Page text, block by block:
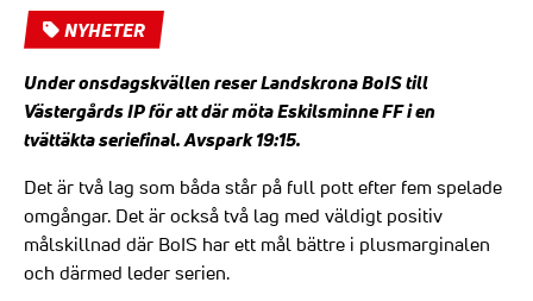
NYHETER
Under onsdagskvällen reser Landskrona BoIS till
Västergårds IP för att där möta Eskilsminne FF i en
tvättäkta seriefinal. Avspark 19:15.
Det är två lag som båda står på full pott efter fem spelade
omgångar. Det är också två lag med väldigt positiv
målskillnad där BoIS har ett mål bättre i plusmarginalen
och därmed leder serien.